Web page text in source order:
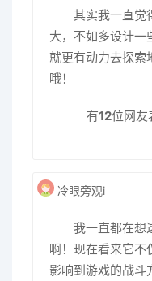
其实我一直觉
大，不如多设计一
就更有动力去探索
哦！
有12位网友
冷眼旁观i
我一直都在想
啊！现在看来它不
影响到游戏的战斗